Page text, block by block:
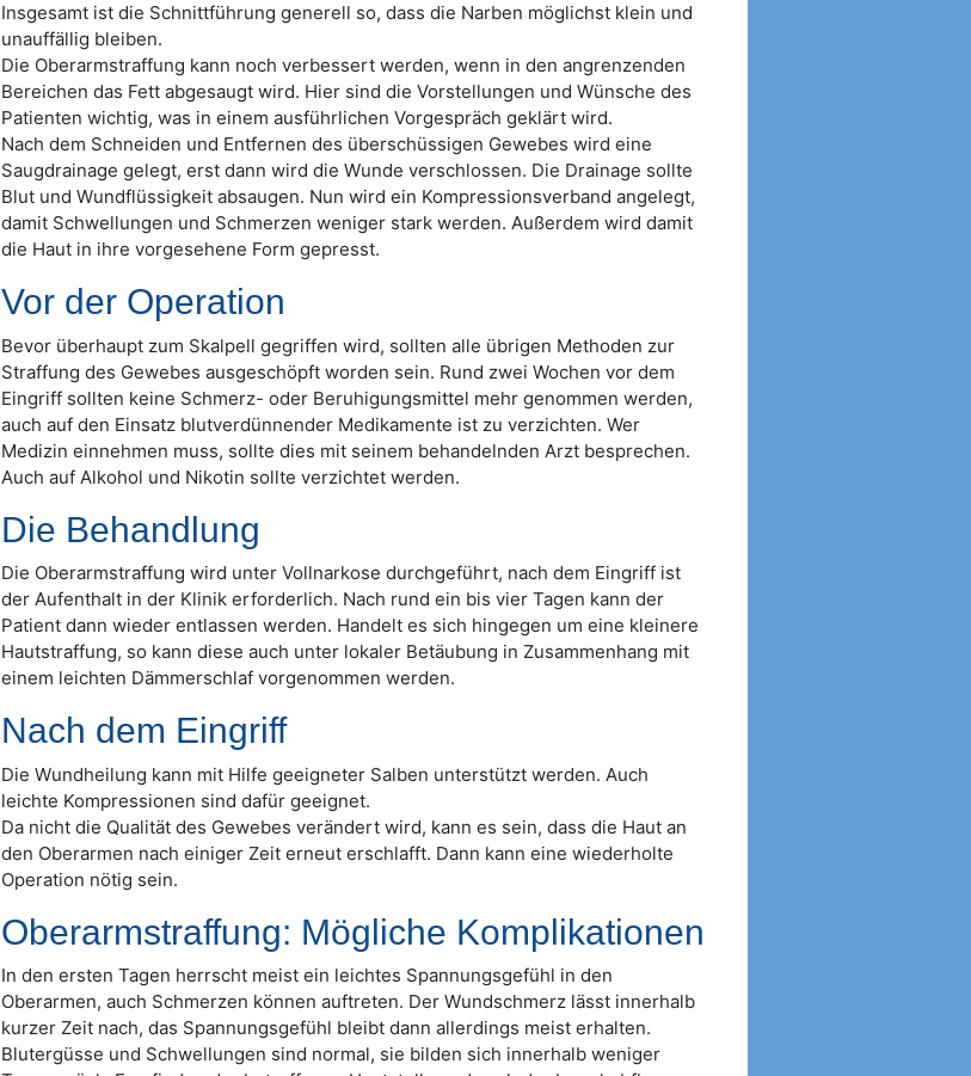
Insgesamt ist die Schnittführung generell so, dass die Narben möglichst klein und
unauffällig bleiben.
Die Oberarmstraffung kann noch verbessert werden, wenn in den angrenzenden
Bereichen das Fett abgesaugt wird. Hier sind die Vorstellungen und Wünsche des
Patienten wichtig, was in einem ausführlichen Vorgespräch geklärt wird.
Nach dem Schneiden und Entfernen des überschüssigen Gewebes wird eine
Saugdrainage gelegt, erst dann wird die Wunde verschlossen. Die Drainage sollte
Blut und Wundflüssigkeit absaugen. Nun wird ein Kompressionsverband angelegt,
damit Schwellungen und Schmerzen weniger stark werden. Außerdem wird damit
die Haut in ihre vorgesehene Form gepresst.
Vor der Operation
Bevor überhaupt zum Skalpell gegriffen wird, sollten alle übrigen Methoden zur
Straffung des Gewebes ausgeschöpft worden sein. Rund zwei Wochen vor dem
Eingriff sollten keine Schmerz- oder Beruhigungsmittel mehr genommen werden,
auch auf den Einsatz blutverdünnender Medikamente ist zu verzichten. Wer
Medizin einnehmen muss, sollte dies mit seinem behandelnden Arzt besprechen.
Auch auf Alkohol und Nikotin sollte verzichtet werden.
Die Behandlung
Die Oberarmstraffung wird unter Vollnarkose durchgeführt, nach dem Eingriff ist
der Aufenthalt in der Klinik erforderlich. Nach rund ein bis vier Tagen kann der
Patient dann wieder entlassen werden. Handelt es sich hingegen um eine kleinere
Hautstraffung, so kann diese auch unter lokaler Betäubung in Zusammenhang mit
einem leichten Dämmerschlaf vorgenommen werden.
Nach dem Eingriff
Die Wundheilung kann mit Hilfe geeigneter Salben unterstützt werden. Auch
leichte Kompressionen sind dafür geeignet.
Da nicht die Qualität des Gewebes verändert wird, kann es sein, dass die Haut an
den Oberarmen nach einiger Zeit erneut erschlafft. Dann kann eine wiederholte
Operation nötig sein.
Oberarmstraffung: Mögliche Komplikationen
In den ersten Tagen herrscht meist ein leichtes Spannungsgefühl in den
Oberarmen, auch Schmerzen können auftreten. Der Wundschmerz lässt innerhalb
kurzer Zeit nach, das Spannungsgefühl bleibt dann allerdings meist erhalten.
Blutergüsse und Schwellungen sind normal, sie bilden sich innerhalb weniger